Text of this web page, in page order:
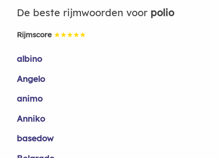
De beste rijmwoorden voor polio
Rijmscore ★★★★★
albino
Angelo
animo
Anniko
basedow